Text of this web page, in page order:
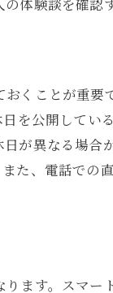
容室で体験する
合うトレンドス
スタイルを維持
ストが得意とす
を活かした個性
室を選ぶ際に注
カット料金と施
体験談を確認
くことが重
を公開して
が異なる場
た、電話で
ます。スマ